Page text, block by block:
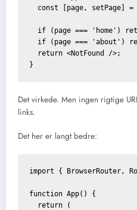
const [page, setPage] =
if (page === 'home')
if (page === 'about')
  return <NotFound />;
Det virkede. Men ingen rigtige
links.
Det her er langt bedre:
import { BrowserRouter,
function App() {
  return (